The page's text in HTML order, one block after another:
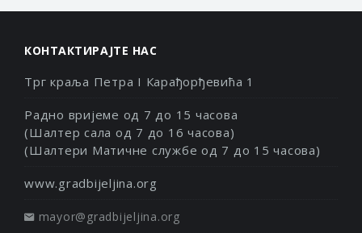
КОНТАКТИРАЈТЕ НАС
Трг краља Петра I Карађорђевића 1
Радно вријеме од 7 до 15 часова
(Шалтер сала од 7 до 16 часова)
(Шалтери Матичне службе од 7 до 15 часова)
www.gradbijeljina.org
mayor@gradbijeljina.org